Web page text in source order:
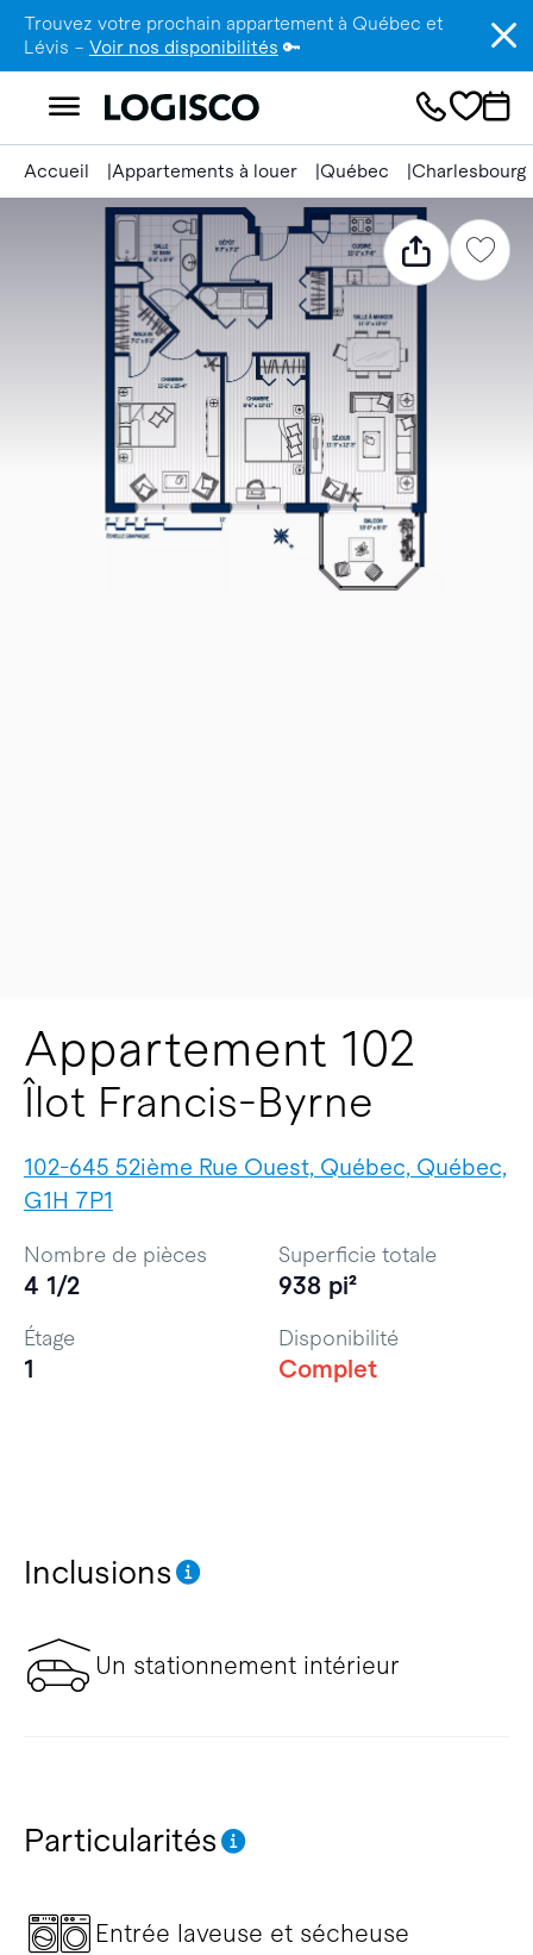
Trouvez votre prochain appartement à Québec et
Lévis – Voir nos disponibilités 🔑
Accueil Appartements à louer Québec Charlesbourg
Appartement 102
Îlot Francis-Byrne
102-645 52ième Rue Ouest, Québec, Québec,
G1H 7P1
Inclusions
Un stationnement intérieur
Particularités
Entrée laveuse et sécheuse
Nombre de pièces
4 1/2
Superficie totale
938 pi²
Étage
1
Disponibilité
Complet